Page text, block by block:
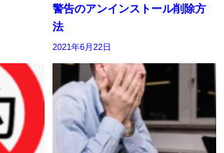
警告のアンインストール削除方
法
2021年6月22日